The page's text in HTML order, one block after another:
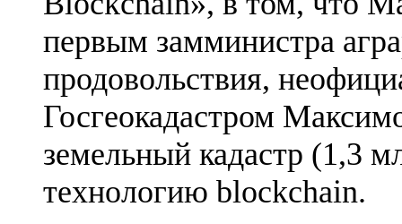
первым замминистра
продовольствия,
Госгеокадастром
земельный кадастр (1,3
технологию blockchain.